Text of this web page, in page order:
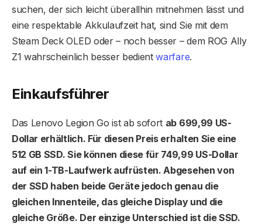
suchen, der sich leicht überallhin mitnehmen lässt und
eine respektable Akkulaufzeit hat, sind Sie mit dem
Steam Deck OLED oder – noch besser – dem ROG Ally
Z1 wahrscheinlich besser bedientwarfare.
Einkaufsführer
Das Lenovo Legion Go ist ab sofort ab 699,99 US-
Dollar erhältlich. Für diesen Preis erhalten Sie eine
512 GB SSD. Sie können diese für 749,99 US-Dollar
auf ein 1-TB-Laufwerk aufrüsten. Abgesehen von
der SSD haben beide Geräte jedoch genau die
gleichen Innenteile, das gleiche Display und die
gleiche Größe. Der einzige Unterschied ist die SSD.